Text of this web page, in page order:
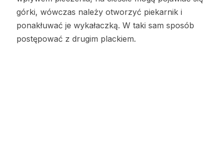
górki, wówczas należy otworzyć piekarnik i
ponakłuwać je wykałaczką. W taki sam sposób
postępować z drugim plackiem.